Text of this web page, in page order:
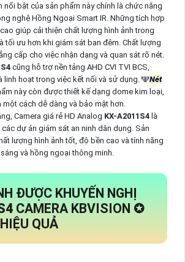
bật của sản phẩm này chính là chức năng
nghệ Hồng Ngoại Smart IR. Những tích hợp
giúp cải thiện chất lượng hình ảnh trong
tối ưu hơn khi giám sát ban đêm. Chất lượng
cấp cho việc nhận dạng và quan sát rõ nét.
cũng hỗ trợ nền tảng AHD CVI TVI BCS,
linh hoạt trong việc kết nối và sử dụng. ️🕎Nét
này còn được thiết kế dạng dome kim loại,
cách dễ dàng và bảo mật hơn.
Camera giá rẻ HD Analog KX-A2011S4 là
dự án giám sát an ninh dân dụng. Sản
lượng hình ảnh tốt, độ bền cao và tính năng
và hồng ngoại thông minh.
ĐƯỢC KHUYẾN NGHỊ
CAMERA KBVISION ✪
QUẢ